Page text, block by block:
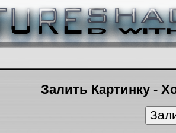
Залить Картинку -